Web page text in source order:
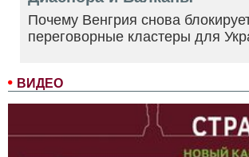
ВИДЕО
Почему Венгрия снова
переговорные кластеры для